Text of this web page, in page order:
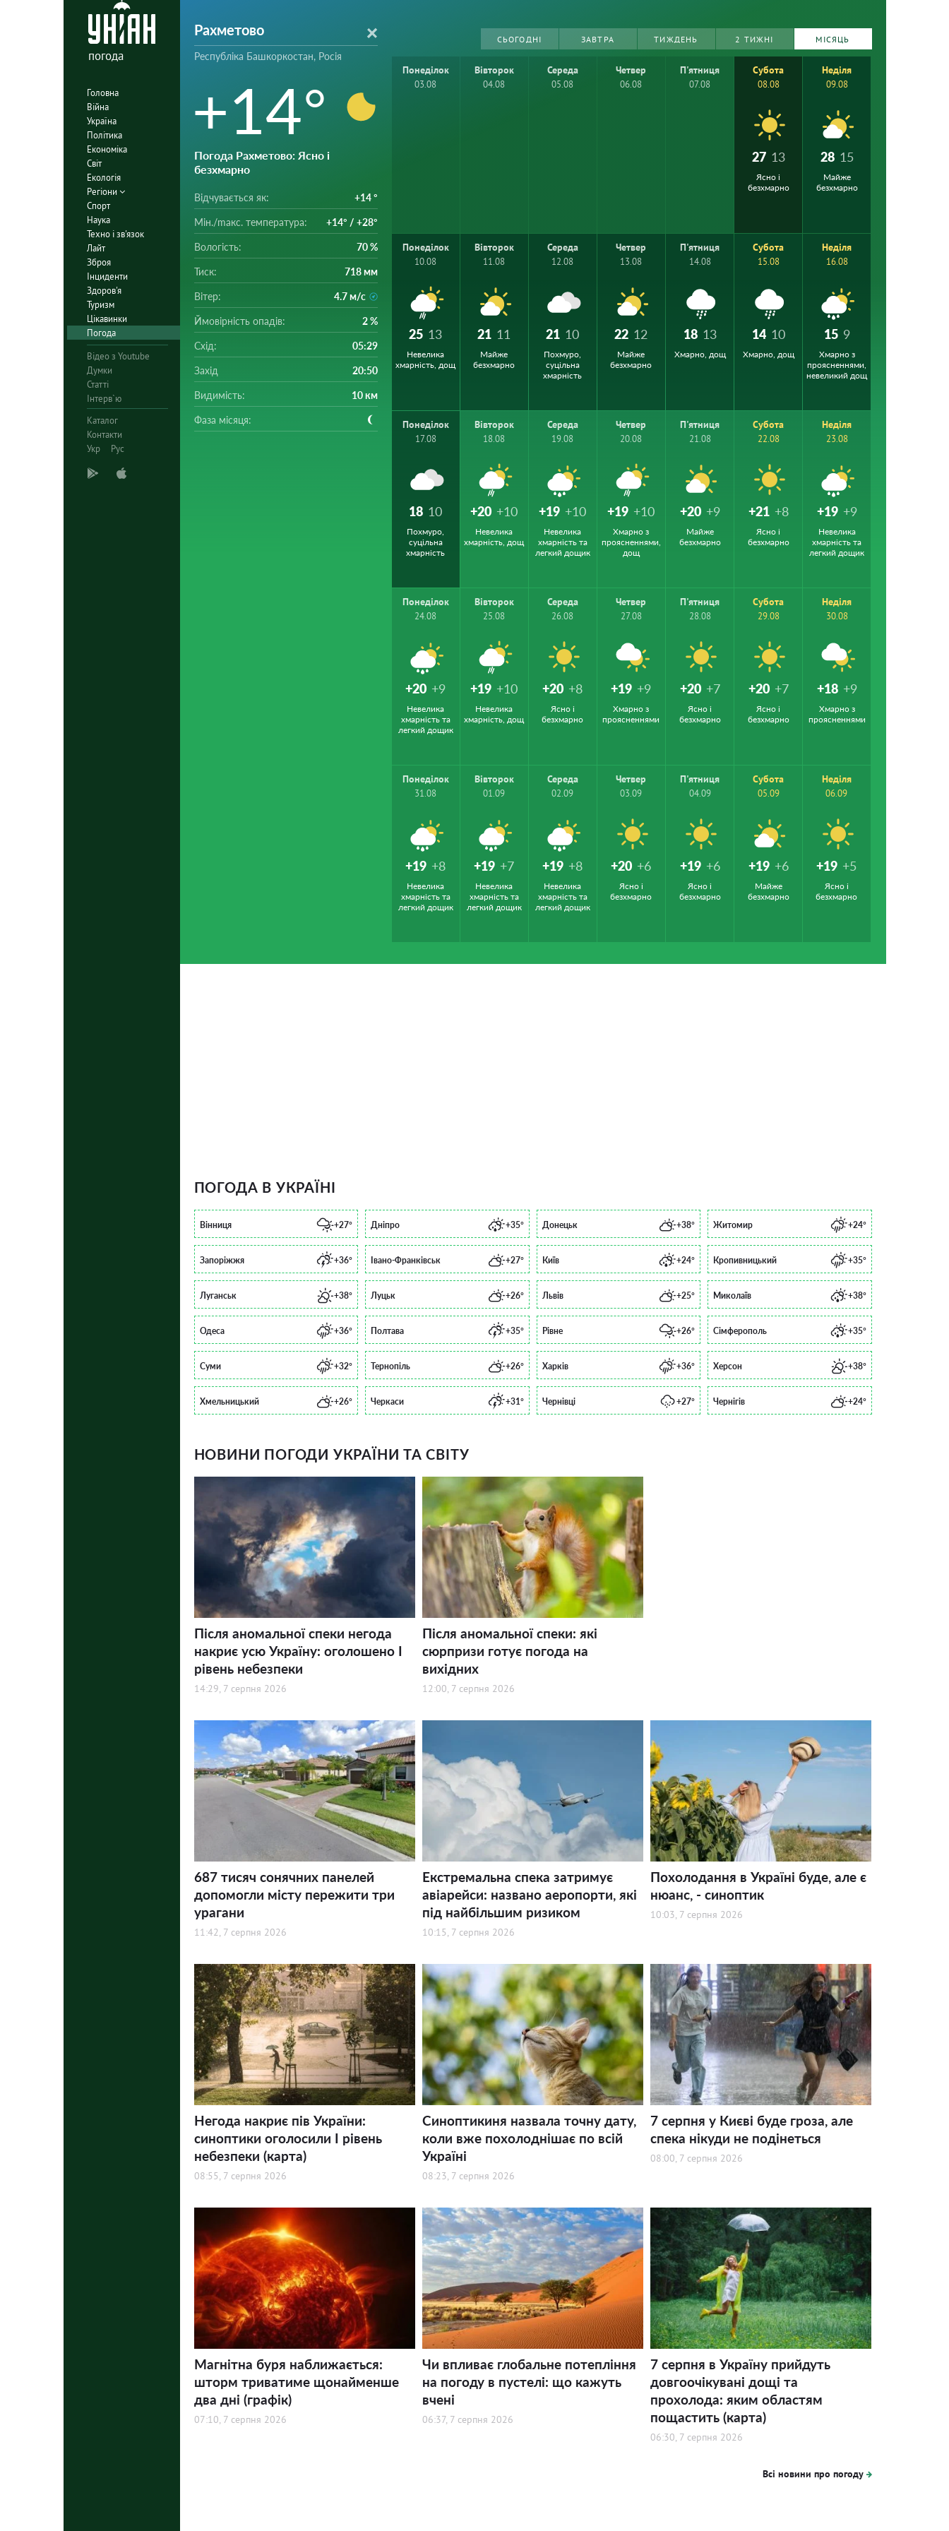
погода
Головна
Війна
Україна
Політика
Економіка
Світ
Екологія
Регіони
Спорт
Наука
Техно і зв'язок
Лайт
Зброя
Інциденти
Здоров'я
Туризм
Цікавинки
Погода
Відео з Youtube
Думки
Статті
Інтерв`ю
Каталог
Контакти
Укр
Рус
Рахметово
Республіка Башкоркостан, Росія
+14°
Погода Рахметово: Ясно і
безхмарно
Відчувається як: +14 °
Мін./mакс. температура: +14° / +28°
Вологість: 70 %
Тиск: 718 мм
Вітер: 4.7 м/с
Ймовірність опадів: 2 %
Схід: 05:29
Захід 20:50
Видимість: 10 км
Фаза місяця:
СЬОГОДНІ ЗАВТРА ТИЖДЕНЬ 2 ТИЖНІ МІСЯЦЬ
Понеділок
03.08
Вівторок
04.08
Середа
05.08
Четвер
06.08
П'ятниця
07.08
Субота
08.08
27 13
Ясно і
безхмарно
Неділя
09.08
28 15
Майже
безхмарно
Понеділок
10.08
25 13
Невелика
хмарність, дощ
Вівторок
11.08
21 11
Майже
безхмарно
Середа
12.08
21 10
Похмуро,
суцільна
хмарність
Четвер
13.08
22 12
Майже
безхмарно
П'ятниця
14.08
18 13
Хмарно, дощ
Субота
15.08
14 10
Хмарно, дощ
Неділя
16.08
15 9
Хмарно з
проясненнями,
невеликий дощ
Понеділок
17.08
18 10
Похмуро,
суцільна
хмарність
Вівторок
18.08
+20 +10
Невелика
хмарність, дощ
Середа
19.08
+19 +10
Невелика
хмарність та
легкий дощик
Четвер
20.08
+19 +10
Хмарно з
проясненнями,
дощ
П'ятниця
21.08
+20 +9
Майже
безхмарно
Субота
22.08
+21 +8
Ясно і
безхмарно
Неділя
23.08
+19 +9
Невелика
хмарність та
легкий дощик
Понеділок
24.08
+20 +9
Невелика
хмарність та
легкий дощик
Вівторок
25.08
+19 +10
Невелика
хмарність, дощ
Середа
26.08
+20 +8
Ясно і
безхмарно
Четвер
27.08
+19 +9
Хмарно з
проясненнями
П'ятниця
28.08
+20 +7
Ясно і
безхмарно
Субота
29.08
+20 +7
Ясно і
безхмарно
Неділя
30.08
+18 +9
Хмарно з
проясненнями
Понеділок
31.08
+19 +8
Невелика
хмарність та
легкий дощик
Вівторок
01.09
+19 +7
Невелика
хмарність та
легкий дощик
Середа
02.09
+19 +8
Невелика
хмарність та
легкий дощик
Четвер
03.09
+20 +6
Ясно і
безхмарно
П'ятниця
04.09
+19 +6
Ясно і
безхмарно
Субота
05.09
+19 +6
Майже
безхмарно
Неділя
06.09
+19 +5
Ясно і
безхмарно
ПОГОДА В УКРАЇНІ
Вінниця +27° Дніпро +35° Донецьк +38° Житомир +24°
Запоріжжя +36° Івано-Франківськ +27° Київ +24° Кропивницький +35°
Луганськ +38° Луцьк +26° Львів +25° Миколаїв +38°
Одеса +36° Полтава +35° Рівне +26° Сімферополь +35°
Суми +32° Тернопіль +26° Харків +36° Херсон +38°
Хмельницький +26° Черкаси +31° Чернівці +27° Чернігів +24°
НОВИНИ ПОГОДИ УКРАЇНИ ТА СВІТУ
Після аномальної спеки негода
накриє усю Україну: оголошено І
рівень небезпеки
14:29, 7 серпня 2026
Після аномальної спеки: які
сюрпризи готує погода на
вихідних
12:00, 7 серпня 2026
687 тисяч сонячних панелей
допомогли місту пережити три
урагани
11:42, 7 серпня 2026
Екстремальна спека затримує
авіарейси: названо аеропорти, які
під найбільшим ризиком
10:15, 7 серпня 2026
Похолодання в Україні буде, але є
нюанс, - синоптик
10:03, 7 серпня 2026
Негода накриє пів України:
синоптики оголосили І рівень
небезпеки (карта)
08:55, 7 серпня 2026
Синоптикиня назвала точну дату,
коли вже похолоднішає по всій
Україні
08:23, 7 серпня 2026
7 серпня у Києві буде гроза, але
спека нікуди не подінеться
08:00, 7 серпня 2026
Магнітна буря наближається:
шторм триватиме щонайменше
два дні (графік)
07:10, 7 серпня 2026
Чи впливає глобальне потепління
на погоду в пустелі: що кажуть
вчені
06:37, 7 серпня 2026
7 серпня в Україну прийдуть
довгоочікувані дощі та
прохолода: яким областям
пощастить (карта)
06:30, 7 серпня 2026
Всі новини про погоду